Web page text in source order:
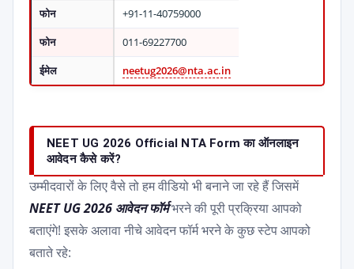
फोन
+91-11-40759000
फोन
011-69227700
ईमेल
neetug2026@nta.ac.in
NEET UG 2026 Official NTA Form का ऑनलाइन
आवेदन कैसे करें?
उम्मीदवारों के लिए वैसे तो हम वीडियो भी बनाने जा रहे हैं जिसमें
NEET UG 2026 आवेदन फॉर्मभरने की पूरी प्रक्रिया आपको
बताएंगे! इसके अलावा नीचे आवेदन फॉर्म भरने के कुछ स्टेप आपको
बताते रहे: